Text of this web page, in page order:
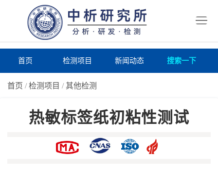
首页 检测项目 新闻动态 搜索一下
首页 /检测项目 /其他检测
热敏标签纸初粘性测试